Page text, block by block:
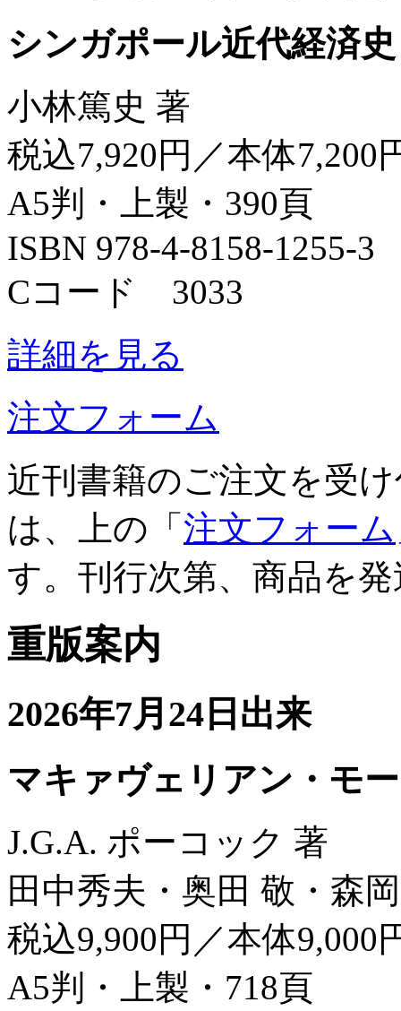
シンガポール近代経済史
小林篤史 著
税込7,920円／本体7,200
A5判・上製・390頁
ISBN 978-4-8158-1255-3
Cコード 3033
詳細を見る
注文フォーム
近刊書籍のご注文を受
は、上の「 注文フォーム
す。刊行次第、商品を
重版案内
2026年7月24日出来
マキァヴェリアン・モ
J.G.A. ポーコック 著
田中秀夫・奥田 敬・森
税込9,900円／本体9,000
A5判・上製・718頁